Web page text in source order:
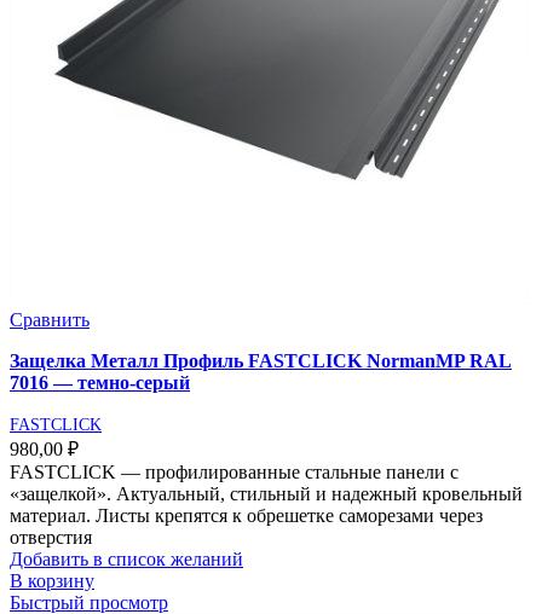
Сравнить
Защелка Металл Профиль FASTCLICK NormanMP RAL
7016 — темно-серый
FASTCLICK
980,00 ₽
FASTCLICK — профилированные стальные панели с
«защелкой». Актуальный, стильный и надежный кровельный
материал. Листы крепятся к обрешетке саморезами через
отверстия
Добавить в список желаний
В корзину
Быстрый просмотр